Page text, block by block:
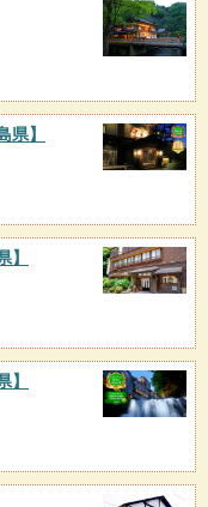
県】
】
】